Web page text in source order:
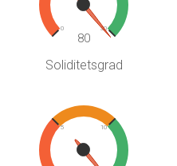
0 30
80
Soliditetsgrad
5 10